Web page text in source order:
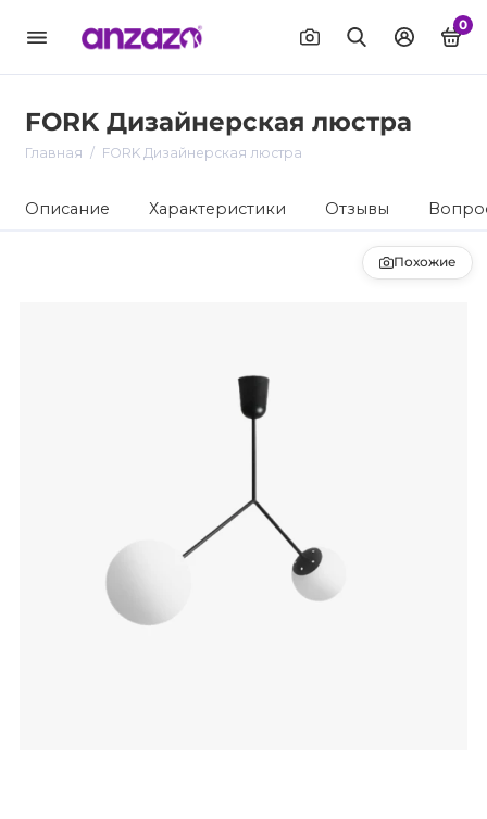
0
FORK Дизайнерская люстра
Главная FORK Дизайнерская люстра
Описание Характеристики Отзывы
Похожие